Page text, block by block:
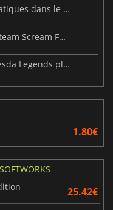
Choisissez parmi 18 titres emblématiques dans le pack BYO Bethesda GOG Edition de Fanatical
Des réductions glaçantes pour le Steam Scream Fest 2025
Fanatical dévoile le pack BYO Bethesda Legends plein de jeux cultes
1.80€
25.42€